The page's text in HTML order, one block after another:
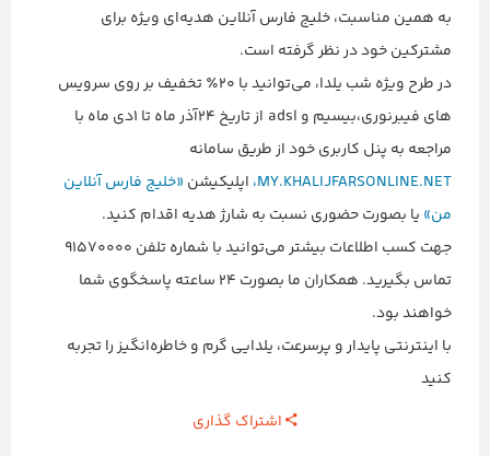
به همین مناسبت، خلیج فارس آنلاین هدیه‌ای ویژه برای
مشترکین خود در نظر گرفته است.
در طرح ویژه شب یلدا، می‌توانید با ۲۰٪ تخفیف بر روی سرویس
های فیبرنوری،بیسیم و adsl از تاریخ 24آذر ماه تا 1دی ماه با
مراجعه به پنل کاربری خود از طریق سامانه
MY.KHALIJFARSONLINE.NET، اپلیکیشن «خلیج فارس آنلاین
من» یا بصورت حضوری نسبت به شارژ هدیه اقدام کنید.
جهت کسب اطلاعات بیشتر می‌توانید با شماره تلفن 91570000
تماس بگیرید. همکاران ما بصورت 24 ساعته پاسخگوی شما
خواهند بود.
با اینترنتی پایدار و پرسرعت، یلدایی گرم و خاطره‌انگیز را تجربه
کنید
اشتراک گذاری